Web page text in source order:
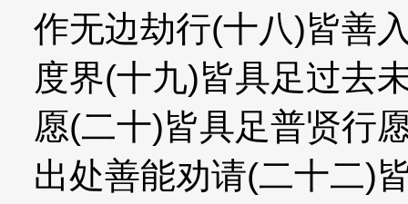
作无边劫行(十八)皆善
度界(十九)皆具足过去
愿(二十)皆具足普贤行
出处善能劝请(二十二)